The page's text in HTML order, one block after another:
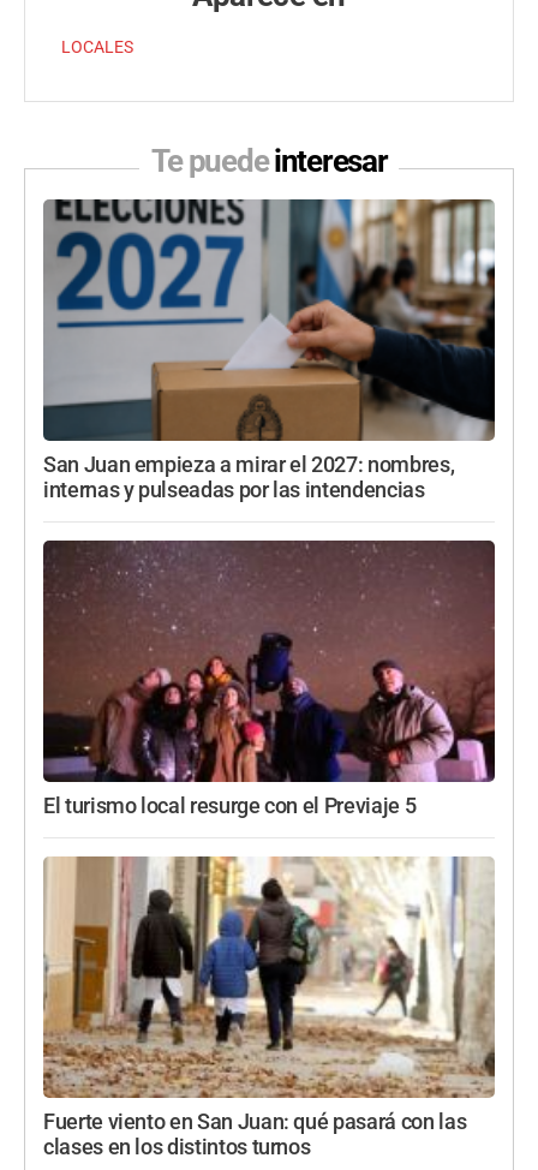
LOCALES
Te puedeinteresar
San Juan empieza a mirar el 2027: nombres,
internas y pulseadas por las intendencias
El turismo local resurge con el Previaje 5
Fuerte viento en San Juan: qué pasará con las
clases en los distintos turnos